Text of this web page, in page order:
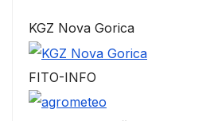
KGZ Nova Gorica
FITO-INFO